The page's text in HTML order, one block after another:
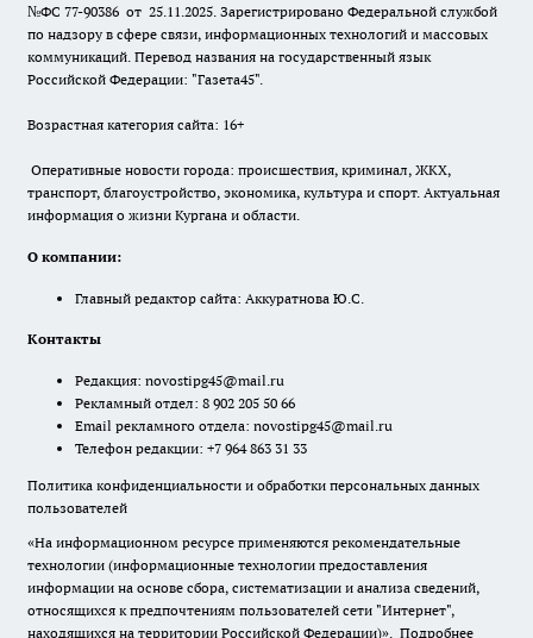
№ФС 77-90386 от 25.11.2025. Зарегистрировано Федеральной службой
по надзору в сфере связи, информационных технологий и массовых
коммуникаций. Перевод названия на государственный язык
Российской Федерации: "Газета45".
Возрастная категория сайта: 16+
Оперативные новости города: происшествия, криминал, ЖКХ,
транспорт, благоустройство, экономика, культура и спорт. Актуальная
информация о жизни Кургана и области.
О компании:
Главный редактор сайта: Аккуратнова Ю.С.
Контакты
Редакция: novostipg45@mail.ru
Рекламный отдел: 8 902 205 50 66
Email рекламного отдела: novostipg45@mail.ru
Телефон редакции: +7 964 863 31 33
Политика конфиденциальности и обработки персональных данных
пользователей
«На информационном ресурсе применяются рекомендательные
технологии (информационные технологии предоставления
информации на основе сбора, систематизации и анализа сведений,
относящихся к предпочтениям пользователей сети "Интернет",
находящихся на территории Российской Федерации)». Подробнее